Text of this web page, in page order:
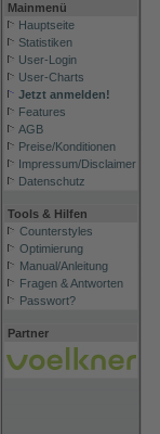
Mainmenü
Hauptseite
Statistiken
User-Login
User-Charts
Jetzt anmelden!
Features
AGB
Preise/Konditionen
Impressum/Disclaimer
Datenschutz
Tools & Hilfen
Counterstyles
Optimierung
Manual/Anleitung
Fragen & Antworten
Passwort?
Partner